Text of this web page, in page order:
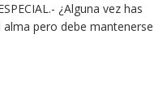
¿Alguna vez has
pero debe mantenerse